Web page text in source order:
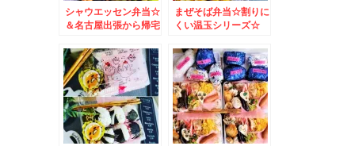
シャウエッセン弁当☆
＆名古屋出張から帰宅
まぜそば弁当☆割りに
くい温玉シリーズ☆